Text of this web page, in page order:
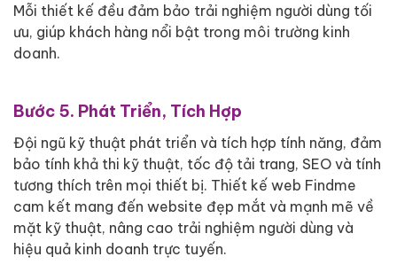
Mỗi thiết kế đều đảm bảo trải nghiệm người dùng tối
ưu, giúp khách hàng nổi bật trong môi trường kinh
doanh.
Bước 5. Phát Triển, Tích Hợp
Đội ngũ kỹ thuật phát triển và tích hợp tính năng, đảm
bảo tính khả thi kỹ thuật, tốc độ tải trang, SEO và tính
tương thích trên mọi thiết bị. Thiết kế web Findme
cam kết mang đến website đẹp mắt và mạnh mẽ về
mặt kỹ thuật, nâng cao trải nghiệm người dùng và
hiệu quả kinh doanh trực tuyến.